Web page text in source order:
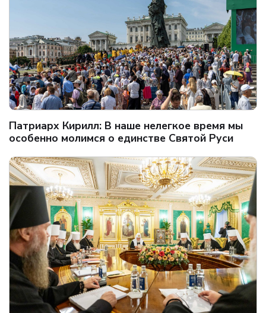
Патриарх Кирилл: В наше нелегкое время мы
особенно молимся о единстве Святой Руси